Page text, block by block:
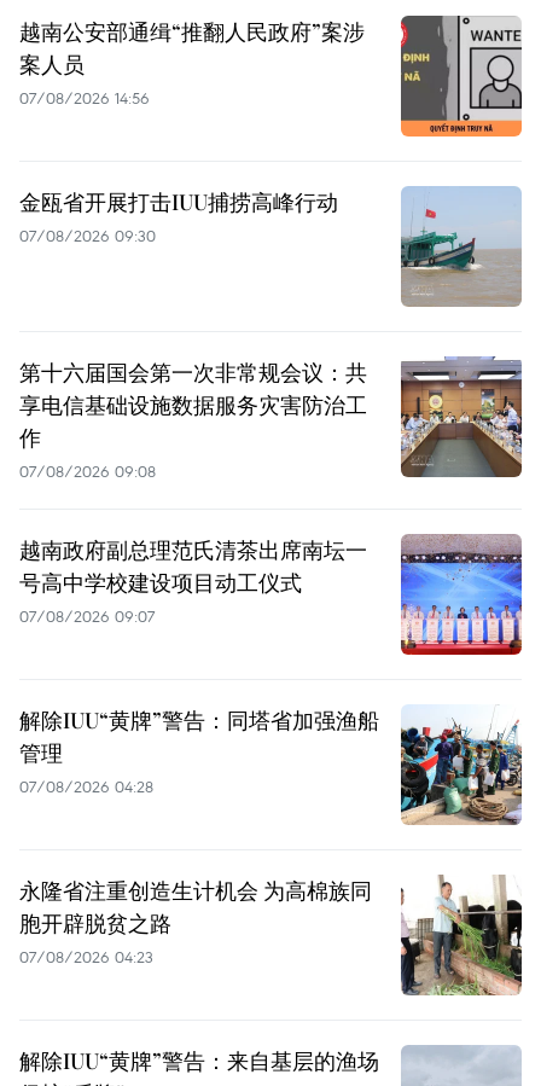
越南公安部通缉“推翻人民政府”案涉
案人员
07/08/2026 14:56
金瓯省开展打击IUU捕捞高峰行动
07/08/2026 09:30
第十六届国会第一次非常规会议：共
享电信基础设施数据服务灾害防治工
作
07/08/2026 09:08
越南政府副总理范氏清茶出席南坛一
号高中学校建设项目动工仪式
07/08/2026 09:07
解除IUU“黄牌”警告：同塔省加强渔船
管理
07/08/2026 04:28
永隆省注重创造生计机会 为高棉族同
胞开辟脱贫之路
07/08/2026 04:23
解除IUU“黄牌”警告：来自基层的渔场